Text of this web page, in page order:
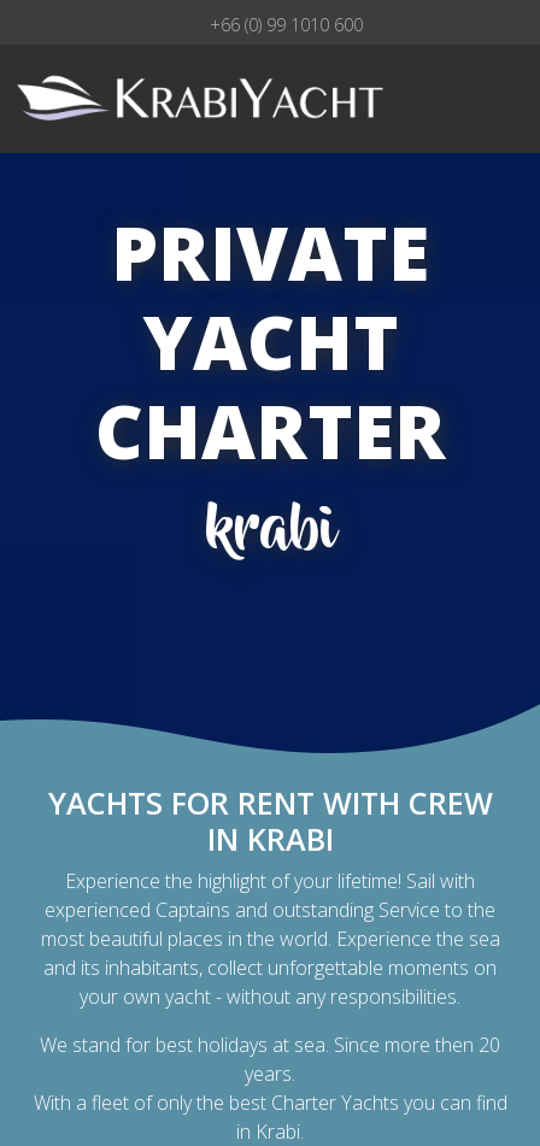
+66 (0) 99 1010 600
PRIVATE
YACHT
CHARTER
krabi
YACHTS FOR RENT WITH CREW
IN KRABI
Experience the highlight of your lifetime! Sail with
experienced Captains and outstanding Service to the
most beautiful places in the world. Experience the sea
and its inhabitants, collect unforgettable moments on
your own yacht - without any responsibilities.
We stand for best holidays at sea. Since more then 20
years.
With a fleet of only the best Charter Yachts you can find
in Krabi.